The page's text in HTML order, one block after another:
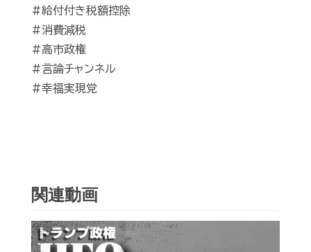
#給付付き税額控除
#消費減税
#高市政権
#言論チャンネル
#幸福実現党
関連動画